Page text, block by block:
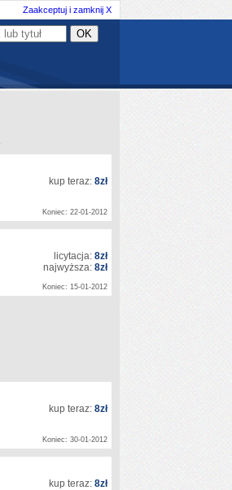
Zaakceptuj i zamknij X
kup teraz: 8zł
Koniec: 22-01-2012
licytacja: 8zł
najwyższa: 8zł
Koniec: 15-01-2012
kup teraz: 8zł
Koniec: 30-01-2012
kup teraz: 8zł